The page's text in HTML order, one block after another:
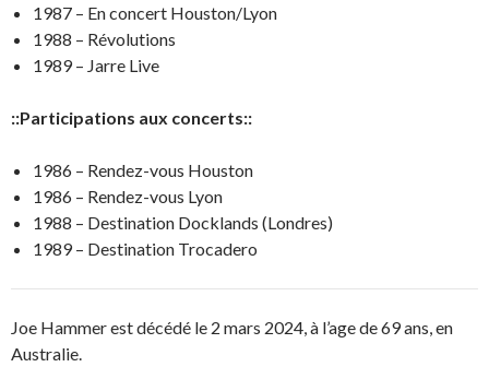
1987 – En concert Houston/Lyon
1988 – Révolutions
1989 – Jarre Live
::Participations aux concerts::
1986 – Rendez-vous Houston
1986 – Rendez-vous Lyon
1988 – Destination Docklands (Londres)
1989 – Destination Trocadero
Joe Hammer est décédé le 2 mars 2024, à l’age de 69 ans, en
Australie.